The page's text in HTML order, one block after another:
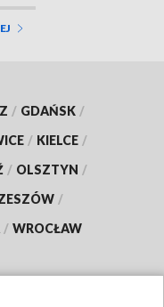
/ GDAŃSK /
/ KIELCE /
/ OLSZTYN /
/
/ WROCŁAW